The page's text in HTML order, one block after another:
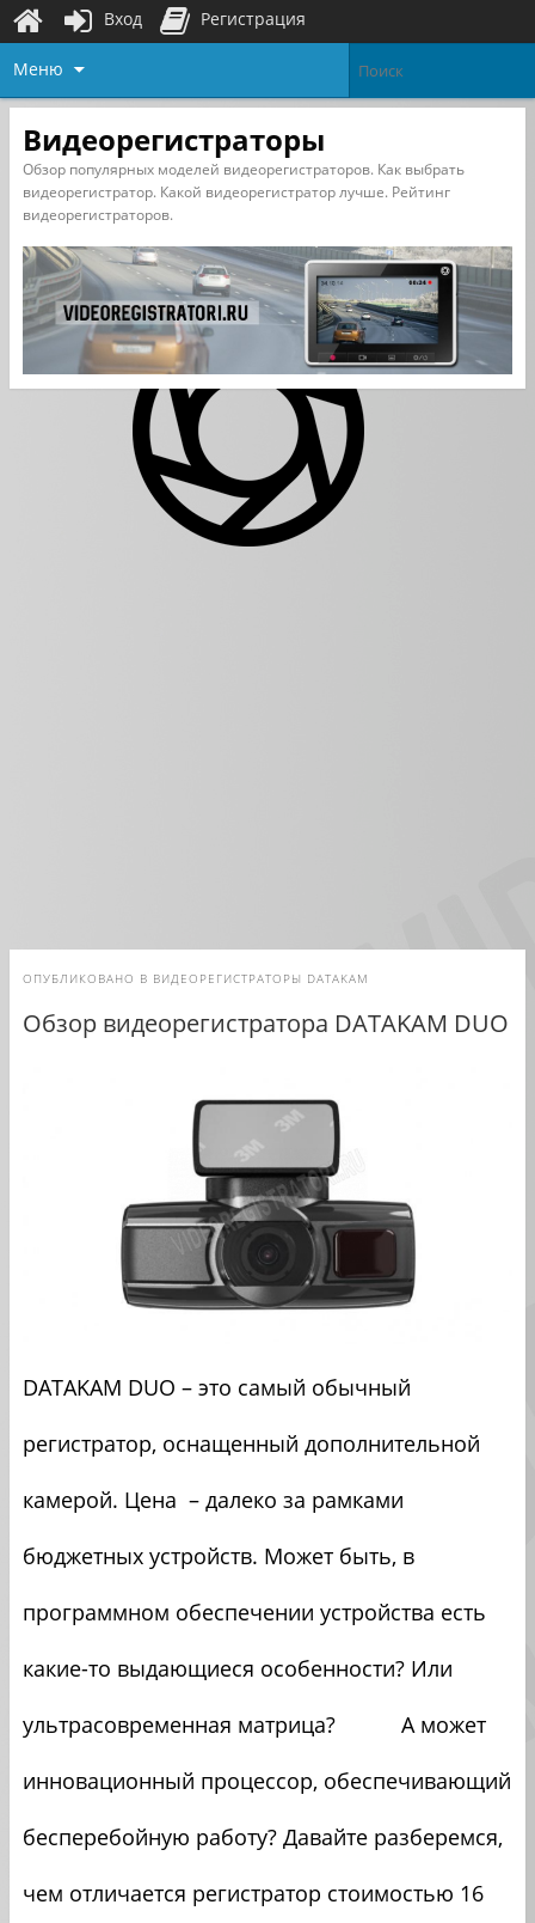
Меню
Видеорегистраторы
Обзор популярных моделей видеорегистраторов. Как выбрать
видеорегистратор. Какой видеорегистратор лучше. Рейтинг
видеорегистраторов.
ОПУБЛИКОВАНО В ВИДЕОРЕГИСТРАТОРЫ DATAKAM
Обзор видеорегистратора DATAKAM DUO
DATAKAM DUO – это самый обычный
регистратор, оснащенный дополнительной
камерой. Цена – далеко за рамками
бюджетных устройств. Может быть, в
программном обеспечении устройства есть
какие-то выдающиеся особенности? Или
ультрасовременная матрица? А может
инновационный процессор, обеспечивающий
бесперебойную работу? Давайте разберемся,
чем отличается регистратор стоимостью 16
Вход Регистрация